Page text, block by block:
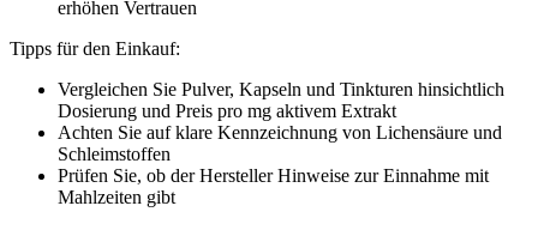
erhöhen Vertrauen
Tipps für den Einkauf:
Vergleichen Sie Pulver, Kapseln und Tinkturen hinsichtlich
Dosierung und Preis pro mg aktivem Extrakt
Achten Sie auf klare Kennzeichnung von Lichensäure und
Schleimstoffen
Prüfen Sie, ob der Hersteller Hinweise zur Einnahme mit
Mahlzeiten gibt